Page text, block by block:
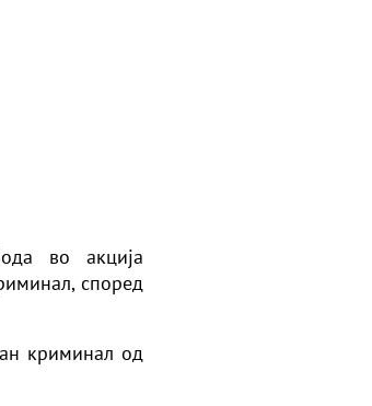
во акција
според
криминал од